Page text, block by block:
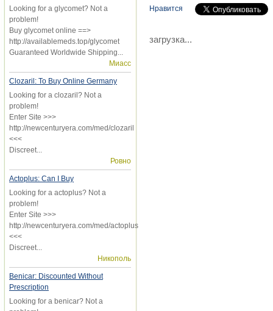
Looking for a glycomet? Not a
problem!
Buy glycomet online ==>
http://availablemeds.top/glycomet
Guaranteed Worldwide Shipping...
Миасс
Clozaril: To Buy Online Germany
Looking for a clozaril? Not a
problem!
Enter Site >>>
http://newcenturyera.com/med/clozaril
<<<
Discreet...
Ровно
Actoplus: Can I Buy
Looking for a actoplus? Not a
problem!
Enter Site >>>
http://newcenturyera.com/med/actoplus
<<<
Discreet...
Никополь
Benicar: Discounted Without
Prescription
Looking for a benicar? Not a
Нравится
загрузка...